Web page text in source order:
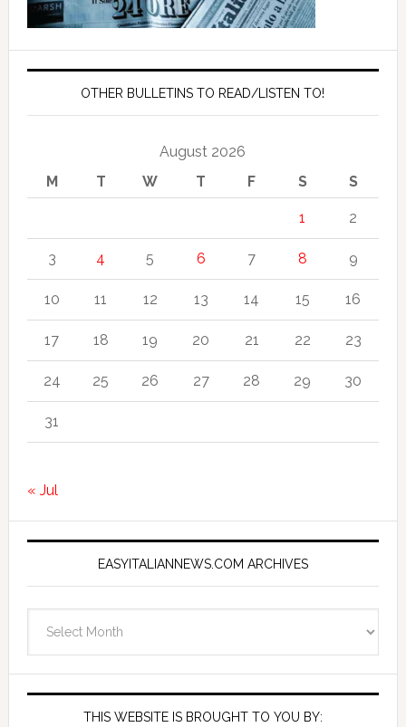
OTHER BULLETINS TO READ/LISTEN TO!
August 2026
M
T W T F S S
1 2
3 4 5 6 7 8 9
10 11 12 13 14 15 16
17 18 19 20 21 22 23
24 25 26 27 28 29 30
31
« Jul
EASYITALIANNEWS.COM ARCHIVES
Archives
THIS WEBSITE IS BROUGHT TO YOU BY: